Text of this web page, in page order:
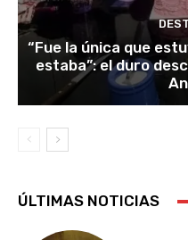
“Fue la única que
estaba”: el duro
ÚLTIMAS NOTICIAS